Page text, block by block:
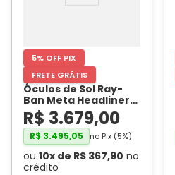
5% OFF PIX
FRETE GRÁTIS
Óculos de Sol Ray-
Ban Meta Headliner
Gen 2 RW4013 Preto
Fosco / Grafite
Degradê Polarizado
Unissex- RAY BAN
META
R$ 3.679,00
R$ 3.495,05 no Pix (5%)
ou 10x de R$ 367,90 no
crédito